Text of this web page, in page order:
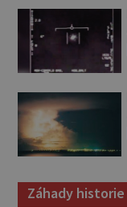
Záhady historie